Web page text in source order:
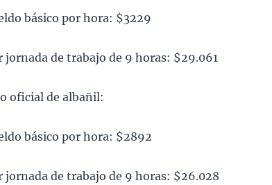
básico por hora: $3229
jornada de trabajo de 9 horas: $29.061
oficial de albañil:
básico por hora: $2892
jornada de trabajo de 9 horas: $26.028